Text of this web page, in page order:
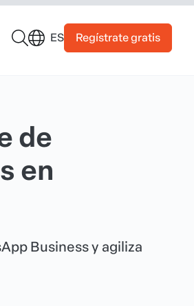
ES Regístrate gratis
de
en
Business y agiliza